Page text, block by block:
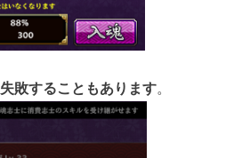
失敗することもあります。